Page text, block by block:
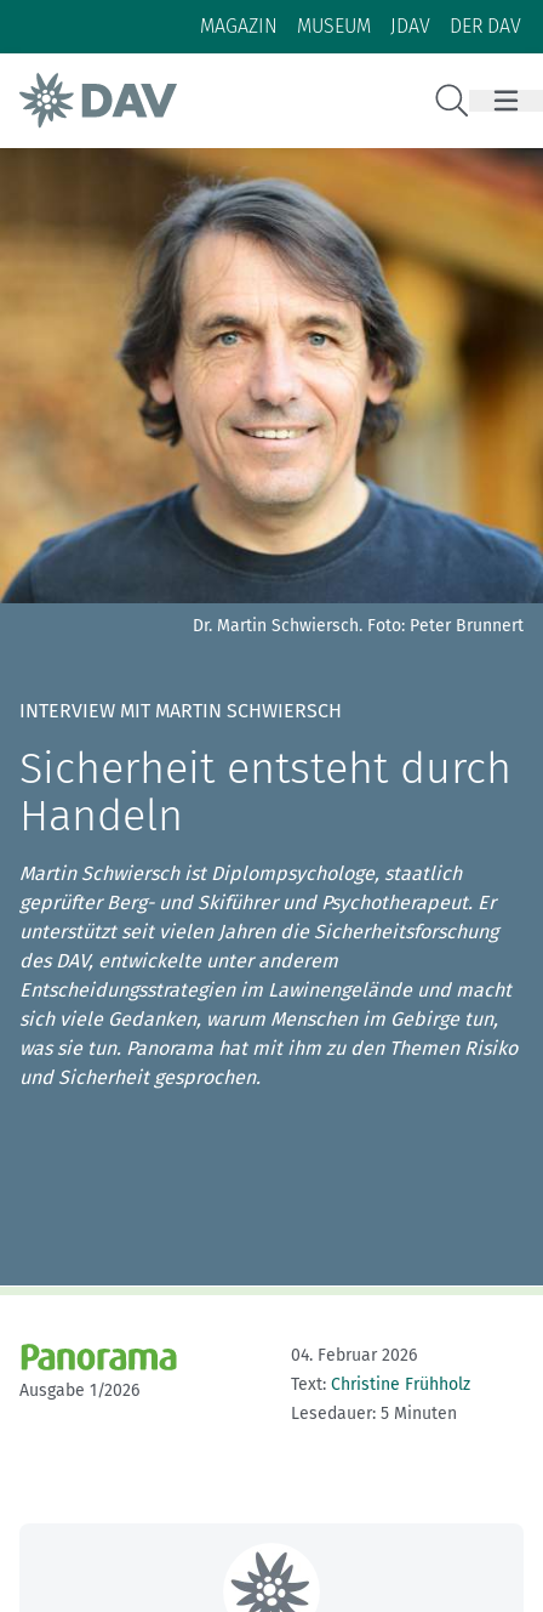
Zum Inhalt
Zur Footer-Navigation
MAGAZIN MUSEUM JDAV DER DAV
Dr. Martin Schwiersch. Foto: Peter Brunnert
INTERVIEW MIT MARTIN SCHWIERSCH
Sicherheit entsteht durch
Handeln
Martin Schwiersch ist Diplompsychologe, staatlich
geprüfter Berg- und Skiführer und Psychotherapeut. Er
unterstützt seit vielen Jahren die Sicherheitsforschung
des DAV, entwickelte unter anderem
Entscheidungsstrategien im Lawinengelände und macht
sich viele Gedanken, warum Menschen im Gebirge tun,
was sie tun. Panorama hat mit ihm zu den Themen Risiko
und Sicherheit gesprochen.
Ausgabe 1/2026
04. Februar 2026
Text: Christine Frühholz
Lesedauer: 5 Minuten